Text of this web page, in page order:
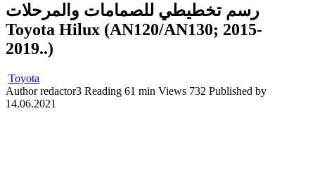
رسم تخطيطي للصمامات والمرحلات
Toyota Hilux (AN120/AN130; 2015-
2019..)
Toyota
Author redactor3 Reading 61 min Views 732 Published by
14.06.2021